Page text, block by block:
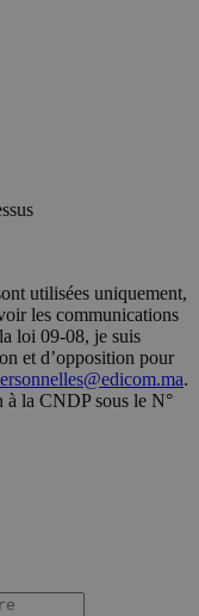
utilisées uniquement,
les communications
loi 09-08, je suis
et d’opposition pour
.
à la CNDP sous le N°